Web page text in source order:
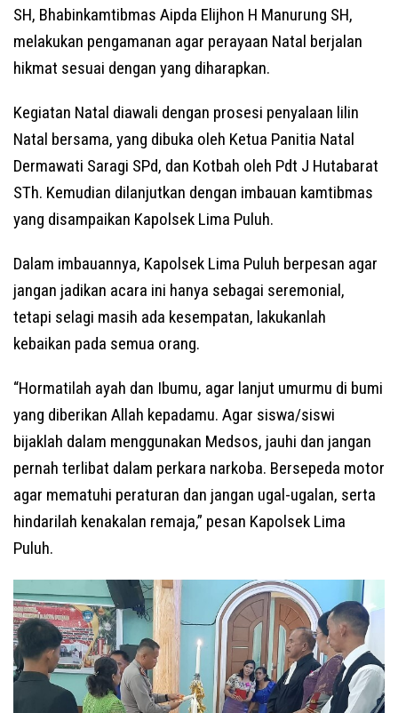
SH, Bhabinkamtibmas Aipda Elijhon H Manurung SH,
melakukan pengamanan agar perayaan Natal berjalan
hikmat sesuai dengan yang diharapkan.
Kegiatan Natal diawali dengan prosesi penyalaan lilin
Natal bersama, yang dibuka oleh Ketua Panitia Natal
Dermawati Saragi SPd, dan Kotbah oleh Pdt J Hutabarat
STh. Kemudian dilanjutkan dengan imbauan kamtibmas
yang disampaikan Kapolsek Lima Puluh.
Dalam imbauannya, Kapolsek Lima Puluh berpesan agar
jangan jadikan acara ini hanya sebagai seremonial,
tetapi selagi masih ada kesempatan, lakukanlah
kebaikan pada semua orang.
“Hormatilah ayah dan Ibumu, agar lanjut umurmu di bumi
yang diberikan Allah kepadamu. Agar siswa/siswi
bijaklah dalam menggunakan Medsos, jauhi dan jangan
pernah terlibat dalam perkara narkoba. Bersepeda motor
agar mematuhi peraturan dan jangan ugal-ugalan, serta
hindarilah kenakalan remaja,” pesan Kapolsek Lima
Puluh.